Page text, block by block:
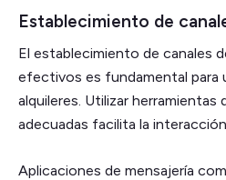
Establecimiento de
El establecimiento de canales
efectivos es fundamental para
alquileres. Utilizar herramientas
adecuadas facilita la
Aplicaciones de mensajería